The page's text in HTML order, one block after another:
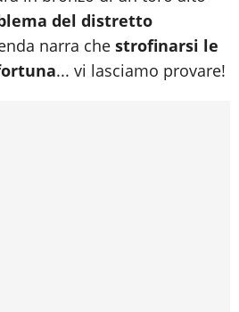
del distretto
narra che strofinarsi le
... vi lasciamo provare!